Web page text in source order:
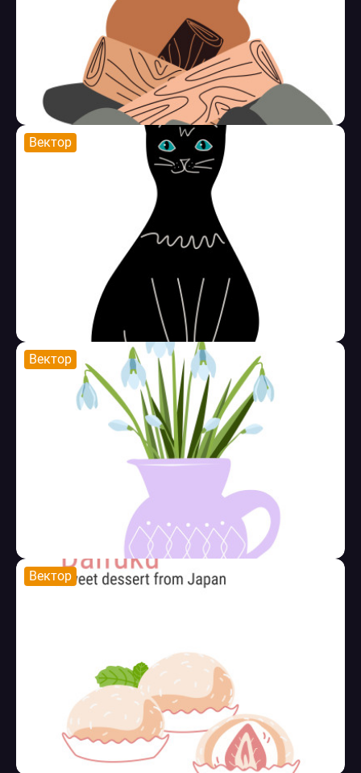
Вектор
Вектор
Вектор